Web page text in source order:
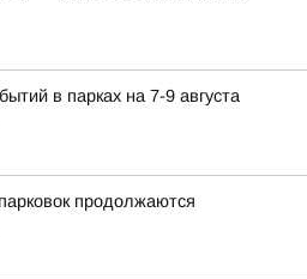
в парках на 7-9 августа
продолжаются